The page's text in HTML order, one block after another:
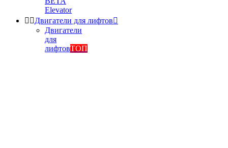
Elevator
 Двигатели для лифтов
Двигатели
для
лифтовТОП